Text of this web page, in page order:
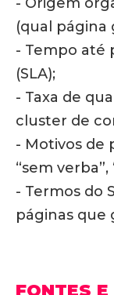
(qual página
- Tempo até
(SLA);
- Taxa de
cluster de
- Motivos de
“sem
- Termos do
páginas que
FONTES E